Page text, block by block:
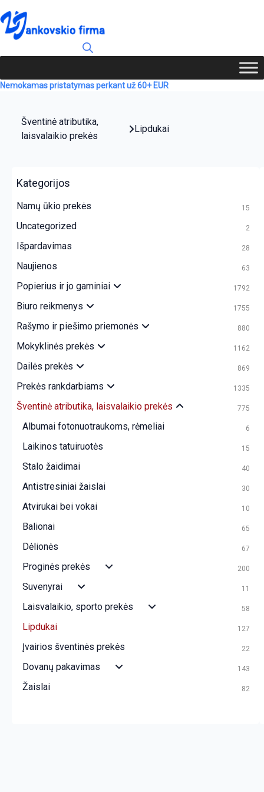
Nemokamas pristatymas perkant už 60+ EUR
Šventinė atributika,
laisvalaikio prekės
Lipdukai
Kategorijos
Namų ūkio prekės 15
Uncategorized 2
Išpardavimas 28
Naujienos 63
Popierius ir jo gaminiai 1792
Biuro reikmenys 1755
Rašymo ir piešimo priemonės 880
Mokyklinės prekės 1162
Dailės prekės 869
Prekės rankdarbiams 1335
Šventinė atributika, laisvalaikio prekės 775
Albumai fotonuotraukoms, rėmeliai 6
Laikinos tatuiruotės 15
Stalo žaidimai 40
Antistresiniai žaislai 30
Atvirukai bei vokai 10
Balionai 65
Dėlionės 67
Proginės prekės 200
Suvenyrai 11
Laisvalaikio, sporto prekės 58
Lipdukai 127
Įvairios šventinės prekės 22
Dovanų pakavimas 143
Žaislai 82